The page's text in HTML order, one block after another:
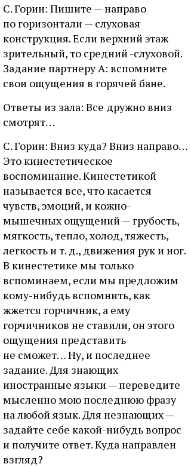
С. Горин: Пишите — направо
по горизонтали — слуховая
конструкция. Если верхний этаж
зрительный, то средний -слуховой.
Задание партнеру А: вспомните
свои ощущения в горячей бане.
Ответы из зала: Все дружно вниз
смотрят…
С. Горин: Вниз куда? Вниз направо…
Это кинестетическое
воспоминание. Кинестетикой
называется все, что касается
чувств, эмоций, и кожно-
мышечных ощущений — грубость,
мягкость, тепло, холод, тяжесть,
легкость и т. д., движения рук и ног.
В кинестетике мы только
вспоминаем, если мы предложим
кому-нибудь вспомнить, как
жжется горчичник, а ему
горчичников не ставили, он этого
ощущения представить
не сможет… Ну, и последнее
задание. Для знающих
иностранные языки — переведите
мысленно мою последнюю фразу
на любой язык. Для незнающих —
задайте себе какой-нибудь вопрос
и получите ответ. Куда направлен
взгляд?